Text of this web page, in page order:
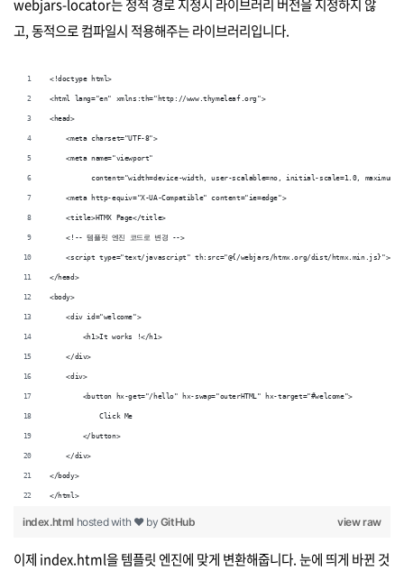
webjars-locator는 정적 경로 지정시 라이브러리 버전을 지정하지 않
고, 동적으로 컴파일시 적용해주는 라이브러리입니다.
<!doctype html>
<html lang="en" xmlns:th="http://www.thymeleaf.org">
<head>
    <meta charset="UTF-8">
    <meta name="viewport"
content="width=device-width, user-scalable=no, initial-scale=1.0, maximum-
    <meta http-equiv="X-UA-Compatible" content="ie=edge">
    <title>HTMX Page</title>
    <!-- 템플릿 엔진 코드로 변경 -->
<script type="text/javascript" th:src="@{/webjars/htmx.org/dist/htmx.min.js}"></
</head>
<body>
    <div id="welcome">
        <h1>It works !</h1>
    </div>
    <div>
        <button hx-get="/hello" hx-swap="outerHTML" hx-target="#welcome">
            Click Me
        </button>
    </div>
</body>
</html>
view raw
index.html hosted with ❤ by GitHub
이제 index.html을 템플릿 엔진에 맞게 변환해줍니다. 눈에 띄게 바뀐 것